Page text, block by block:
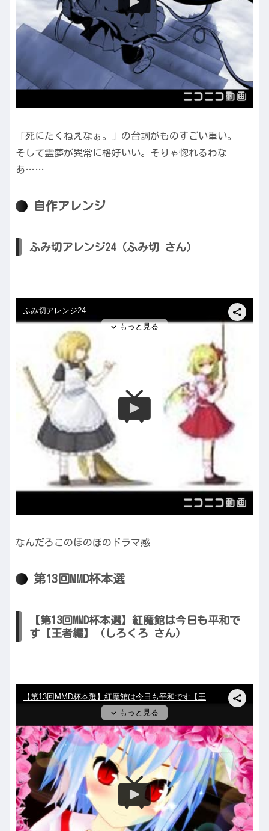
「死にたくねえなぁ。」の台詞がものすごい重い。
そして霊夢が異常に格好いい。そりゃ惚れるわな
あ……
自作アレンジ
ふみ切アレンジ24（ふみ切 さん）
なんだろこのほのぼのドラマ感
第13回MMD杯本選
【第13回MMD杯本選】紅魔館は今日も平和で
す【王者編】（しろくろ さん）